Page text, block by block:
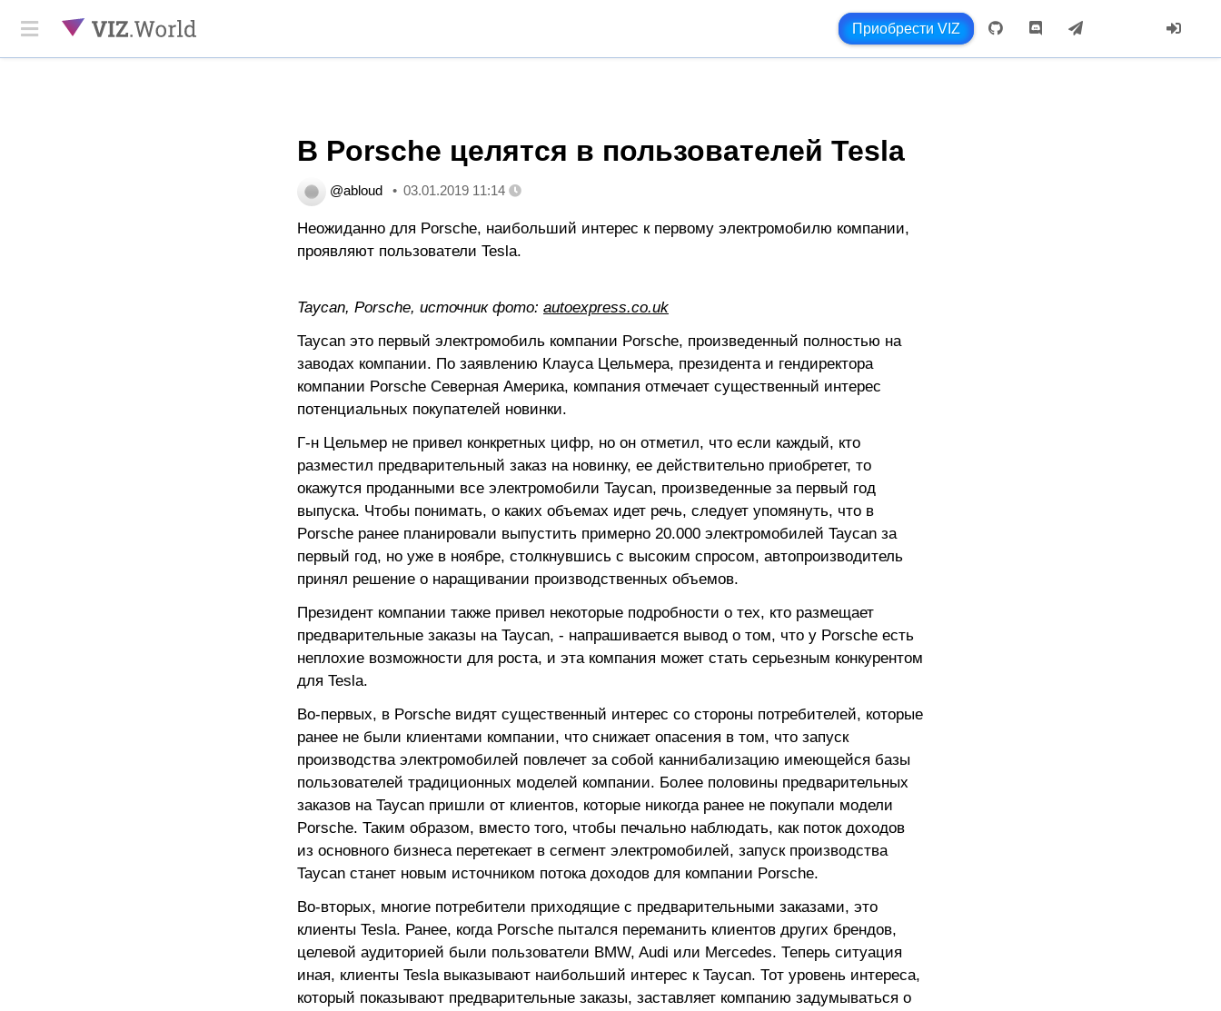
Приобрести VIZ
В Porsche целятся в пользователей Tesla
@abloud 03.01.2019 11:14
Неожиданно для Porsche, наибольший интерес к первому электромобилю компании,
проявляют пользователи Tesla.
Taycan, Porsche, источник фото: autoexpress.co.uk
Taycan это первый электромобиль компании Porsche, произведенный полностью на
заводах компании. По заявлению Клауса Цельмера, президента и гендиректора
компании Porsche Северная Америка, компания отмечает существенный интерес
потенциальных покупателей новинки.
Г-н Цельмер не привел конкретных цифр, но он отметил, что если каждый, кто
разместил предварительный заказ на новинку, ее действительно приобретет, то
окажутся проданными все электромобили Taycan, произведенные за первый год
выпуска. Чтобы понимать, о каких объемах идет речь, следует упомянуть, что в
Porsche ранее планировали выпустить примерно 20.000 электромобилей Taycan за
первый год, но уже в ноябре, столкнувшись с высоким спросом, автопроизводитель
принял решение о наращивании производственных объемов.
Президент компании также привел некоторые подробности о тех, кто размещает
предварительные заказы на Taycan, - напрашивается вывод о том, что у Porsche есть
неплохие возможности для роста, и эта компания может стать серьезным конкурентом
для Tesla.
Во-первых, в Porsche видят существенный интерес со стороны потребителей, которые
ранее не были клиентами компании, что снижает опасения в том, что запуск
производства электромобилей повлечет за собой каннибализацию имеющейся базы
пользователей традиционных моделей компании. Более половины предварительных
заказов на Taycan пришли от клиентов, которые никогда ранее не покупали модели
Porsche. Таким образом, вместо того, чтобы печально наблюдать, как поток доходов
из основного бизнеса перетекает в сегмент электромобилей, запуск производства
Taycan станет новым источником потока доходов для компании Porsche.
Во-вторых, многие потребители приходящие с предварительными заказами, это
клиенты Tesla. Ранее, когда Porsche пытался переманить клиентов других брендов,
целевой аудиторией были пользователи BMW, Audi или Mercedes. Теперь ситуация
иная, клиенты Tesla выказывают наибольший интерес к Taycan. Тот уровень интереса,
который показывают предварительные заказы, заставляет компанию задумываться о